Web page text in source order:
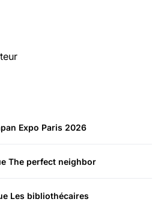
Expo Paris 2026
The perfect neighbor
Les bibliothécaires